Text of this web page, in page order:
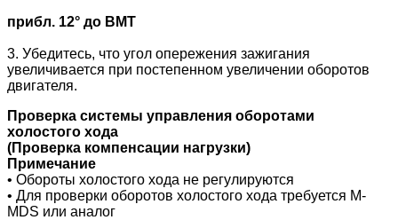
прибл. 12° до ВМТ
3. Убедитесь, что угол опережения зажигания
увеличивается при постепенном увеличении оборотов
двигателя.
Проверка системы управления оборотами
холостого хода
(Проверка компенсации нагрузки)
Примечание
• Обороты холостого хода не регулируются
• Для проверки оборотов холостого хода требуется M-
MDS или аналог